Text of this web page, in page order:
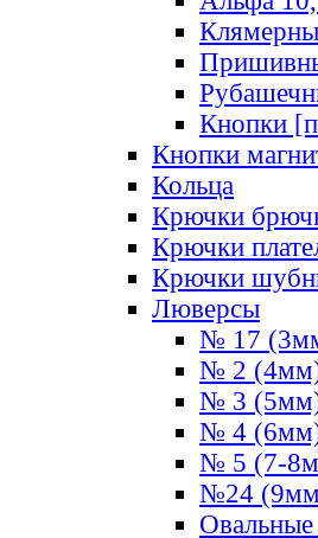
Кнопки
Кнопки
Кольца
Крючки
Крючки
Крючки
Люверсы
№ 17
№ 2
№ 3
№ 4
№ 5 (7-
№24